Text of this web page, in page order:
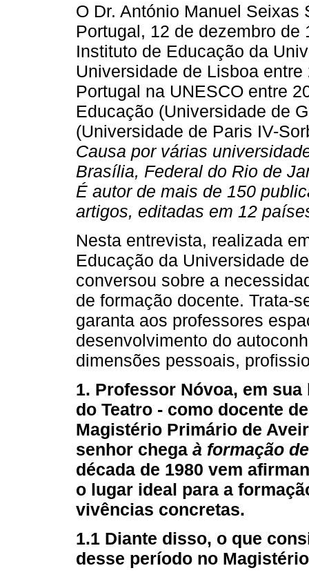
O Dr. António Manuel Seixas
Portugal, 12 de dezembro
Instituto de Educação da
Universidade de Lisboa
Portugal na UNESCO entre
Educação (Universidade de
(Universidade de Paris IV-
Causa por várias
Brasília, Federal do Rio de
É autor de mais de 150
artigos, editadas em 12
Nesta entrevista, realizada
Educação da Universidade
conversou sobre a
de formação docente. Trata-
garanta aos professores
desenvolvimento do
dimensões pessoais,
1. Professor Nóvoa, em
do Teatro - como docente
Magistério Primário de
senhor chega à formação
década de 1980 vem
o lugar ideal para a
vivências concretas.
1.1 Diante disso, o que
desse período no